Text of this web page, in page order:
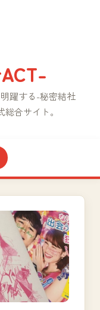
躍する-秘密結社
合サイト。